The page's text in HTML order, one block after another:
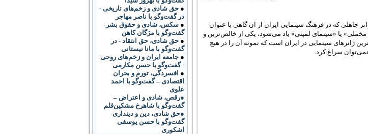
جاهلی که در فرهنگ سینمایی ایران از آن گاهی با عنوان
مخملی» یا «سینمای لمپنی» یاد می‌شود، یکی از خالص‌ترین و
ژانرهای سینمایی در ایران است که نمونه آن را در هیچ
سراغ کرد.
● حق شادی و زخم‌های تاریخی -
در گفت‌وگو با ناصر مهاجر
● سکس، شادی و حقوق بشر-
گفت‌وگو با مژگان کاهن
● حق شادی، حق انتقاد - در
گفت‌وگو با مانا نیستانی
● جامعه ایران و زخم‌های روحی
–گفت‌وگو با حسن مکارمی
● افسردگی، تورم و بحران
اقتصادی – گفت‌وگو با احمد
علوی
●رقص، شادی و اعتراض –
گفت‌و‌گو با شاهرخ مشکین‌قلم
●حق شادی، دین و دینداری-
گفت‌وگو با حسن یوسفی
اشکوری